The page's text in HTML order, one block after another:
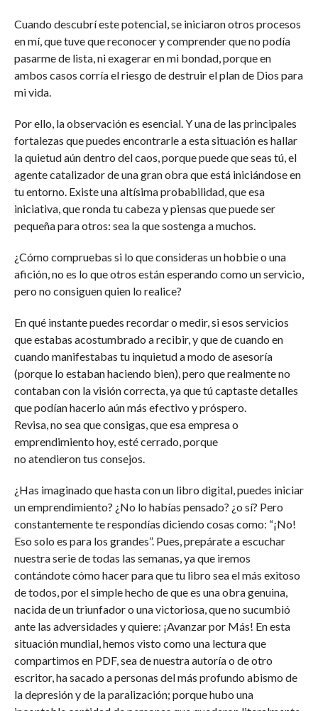
Cuando descubrí este potencial, se iniciaron otros procesos
en mí, que tuve que reconocer y comprender que no podía
pasarme de lista, ni exagerar en mi bondad, porque en
ambos casos corría el riesgo de destruir el plan de Dios para
mi vida.
Por ello, la observación es esencial. Y una de las principales
fortalezas que puedes encontrarle a esta situación es hallar
la quietud aún dentro del caos, porque puede que seas tú, el
agente catalizador de una gran obra que está iniciándose en
tu entorno. Existe una altísima probabilidad, que esa
iniciativa, que ronda tu cabeza y piensas que puede ser
pequeña para otros: sea la que sostenga a muchos.
¿Cómo compruebas si lo que consideras un hobbie o una
afición, no es lo que otros están esperando como un servicio,
pero no consiguen quien lo realice?
En qué instante puedes recordar o medir, si esos servicios
que estabas acostumbrado a recibir, y que de cuando en
cuando manifestabas tu inquietud a modo de asesoría
(porque lo estaban haciendo bien), pero que realmente no
contaban con la visión correcta, ya que tú captaste detalles
que podían hacerlo aún más efectivo y próspero.
Revisa, no sea que consigas, que esa empresa o
emprendimiento hoy, esté cerrado, porque
no atendieron tus consejos.
¿Has imaginado que hasta con un libro digital, puedes iniciar
un emprendimiento? ¿No lo habías pensado? ¿o sí? Pero
constantemente te respondías diciendo cosas como: “¡No!
Eso solo es para los grandes”. Pues, prepárate a escuchar
nuestra serie de todas las semanas, ya que iremos
contándote cómo hacer para que tu libro sea el más exitoso
de todos, por el simple hecho de que es una obra genuina,
nacida de un triunfador o una victoriosa, que no sucumbió
ante las adversidades y quiere: ¡Avanzar por Más! En esta
situación mundial, hemos visto como una lectura que
compartimos en PDF, sea de nuestra autoría o de otro
escritor, ha sacado a personas del más profundo abismo de
la depresión y de la paralización; porque hubo una